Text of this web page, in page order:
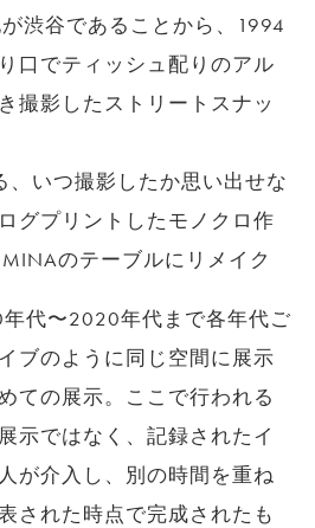
渋谷であることから、1994
口でティッシュ配りのアル
撮影したストリートスナッ
、いつ撮影したか思い出せな
グプリントしたモノクロ作
のテーブルにリメイク
代〜2020年代まで各年代ご
ブのように同じ空間に展示
ての展示。ここで行われる
示ではなく、記録されたイ
が介入し、別の時間を重ね
された時点で完成されたも